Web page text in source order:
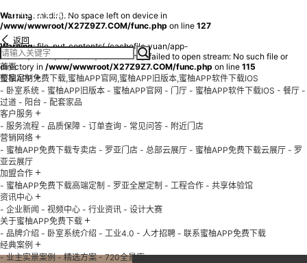
Warning: mkdir(): No space left on device in
/www/wwwroot/X27Z9Z7.COM/func.php on line 127
Warning: file_put_contents(./cachefile_yuan/app-
h5.com/cache/a3/d08c5/2aa04.html): failed to open stream: No such file or
directory in /www/wwwroot/X27Z9Z7.COM/func.php on line 115
蜜柚APP免费下载,蜜柚APP官网,蜜柚APP旧版本,蜜柚APP软件下载IOS
返回
首页
整家定制 +
- 卧室系统 - 蜜柚APP旧版本 - 蜜柚APP官网 - 门厅 - 蜜柚APP软件下载IOS - 餐厅 -
过道 - 阳台 - 配套家品
客户服务 +
- 服务流程 - 品质保障 - 订单查询 - 常见问答 - 附近门店
营销网络 +
- 蜜柚APP免费下载专卖店 - 罗亚门店 - 总部云展厅 - 蜜柚APP免费下载云展厅 - 罗
亚云展厅
加盟合作 +
- 蜜柚APP免费下载高端定制 - 罗亚全屋定制 - 工程合作 - 共享体验馆
资讯中心 +
- 企业新闻 - 视频中心 - 行业资讯 - 设计大赛
关于蜜柚APP免费下载 +
- 品牌介绍 - 卧室系统介绍 - 工业4.0 - 人才招聘 - 联系蜜柚APP免费下载
经典案例 +
- 业主实景案例 - 精选方案 - 720全景库